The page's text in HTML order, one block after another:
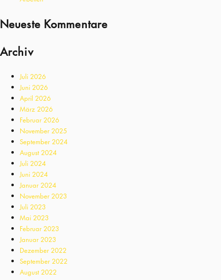
Neueste Kommentare
Archiv
Juli 2026
Juni 2026
April 2026
März 2026
Februar 2026
November 2025
September 2024
August 2024
Juli 2024
Juni 2024
Januar 2024
November 2023
Juli 2023
Mai 2023
Februar 2023
Januar 2023
Dezember 2022
September 2022
August 2022